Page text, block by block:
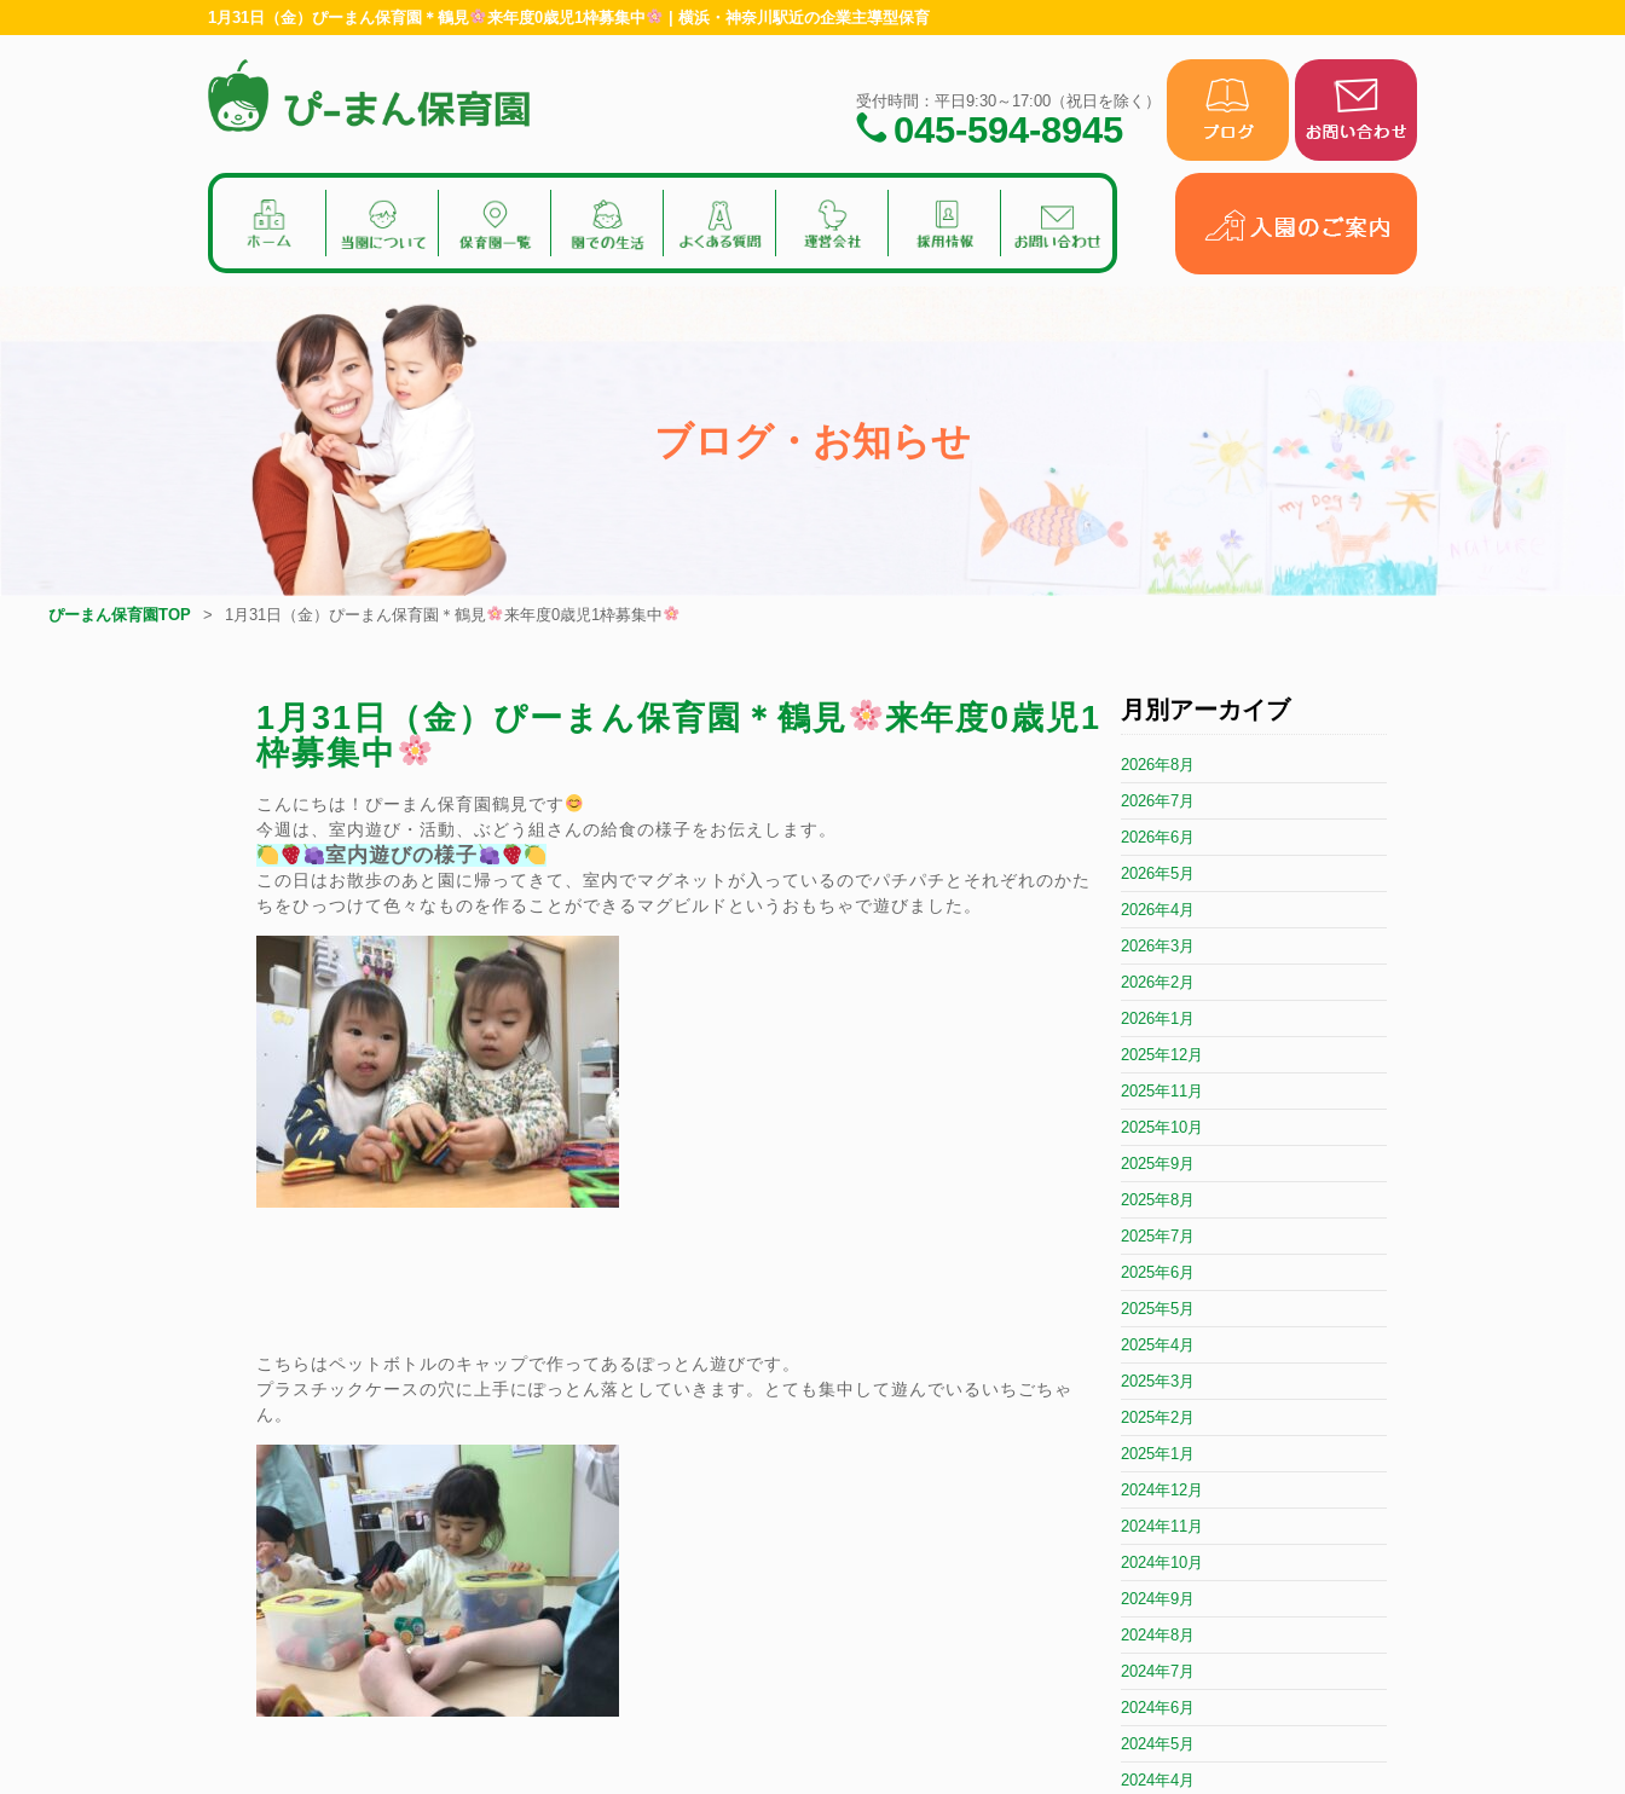
1月31日（金）ぴーまん保育園＊鶴見 来年度0歳児1枠募集中 | 横浜・神奈川駅近の企業主導型保育
受付時間：平日9:30～17:00（祝日を除く）
045-594-8945
ブログ・お知らせ
ぴーまん保育園TOP 1月31日（金）ぴーまん保育園＊鶴見 来年度0歳児1枠募集中
1月31日（金）ぴーまん保育園＊鶴見
来年度0歳児1
枠募集中
こんにちは！ぴーまん保育園鶴見です
今週は、室内遊び・活動、ぶどう組さんの給食の様子をお伝えします。
室内遊びの様子
この日はお散歩のあと園に帰ってきて、室内でマグネットが入っているのでパチパチとそれぞれのかた
ちをひっつけて色々なものを作ることができるマグビルドというおもちゃで遊びました。
こちらはペットボトルのキャップで作ってあるぽっとん遊びです。
プラスチックケースの穴に上手にぽっとん落としていきます。とても集中して遊んでいるいちごちゃ
ん。
月別アーカイブ
2026年8月
2026年7月
2026年6月
2026年5月
2026年4月
2026年3月
2026年2月
2026年1月
2025年12月
2025年11月
2025年10月
2025年9月
2025年8月
2025年7月
2025年6月
2025年5月
2025年4月
2025年3月
2025年2月
2025年1月
2024年12月
2024年11月
2024年10月
2024年9月
2024年8月
2024年7月
2024年6月
2024年5月
2024年4月